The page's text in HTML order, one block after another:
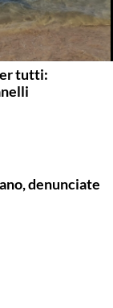
tutti:
denunciate